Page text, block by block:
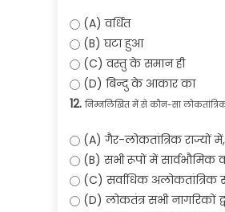
(A) वर्धित
(B) घटा हुआ
(C) वस्तु के समान ही
(D) बिन्दु के आकार का
12.निम्नलिखित में से कौन-सा
(A) गैर-लोकतांत्रिक राज्यों
(B) सभी रूपों में
(C) सर्वाधिक अलोकतांत्रिक
(D) लोकतंत्र सभी नागरिकों